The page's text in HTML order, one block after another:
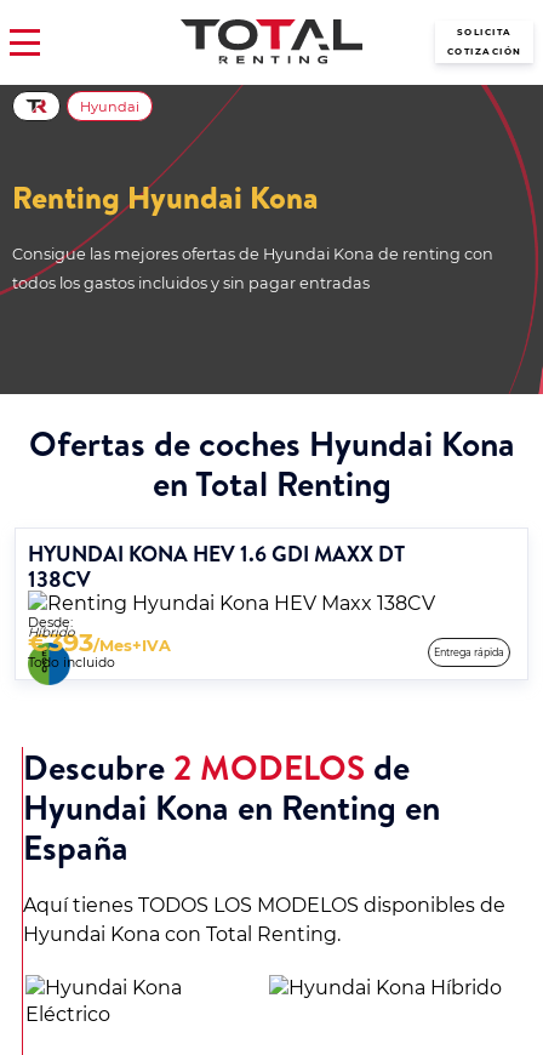
SOLICITA
COTIZACIÓN
Renting Hyundai Kona
Consigue las mejores ofertas de Hyundai Kona de renting con
todos los gastos incluidos y sin pagar entradas
Hyundai
Ofertas de coches Hyundai Kona
en Total Renting
HYUNDAI KONA HEV 1.6 GDI MAXX DT
138CV
Híbrido
Desde:
€393/Mes+IVA
Todo incluido
Entrega rápida
Descubre 2 MODELOS de
Hyundai Kona en Renting en
España
Aquí tienes TODOS LOS MODELOS disponibles de
Hyundai Kona con Total Renting.